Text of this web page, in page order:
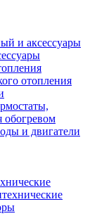
и аксессуары
отопления
обогревом
и двигатели